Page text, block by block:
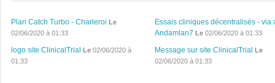
Plan Catch Turbo - Charleroi Le
02/06/2020 à 01:33
Essais cliniques décentralisés - via
Andamlan7 Le02/06/2020 à 01:33
logo site ClinicalTrial Le 02/06/2020 à
01:33
Message sur site ClinicalTrial Le
02/06/2020 à 01:33